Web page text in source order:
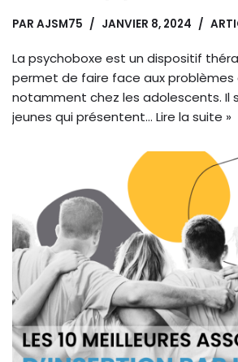
PAR AJSM75 JANVIER 8, 2024
La psychoboxe est un dispositif
permet de faire face aux problèmes
notamment chez les adolescents. Il
jeunes qui présentent… Lire la suite »